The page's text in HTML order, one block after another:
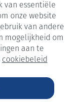
van essentiële
onze website
van andere
mogelijkheid om
aan te
cookiebeleid